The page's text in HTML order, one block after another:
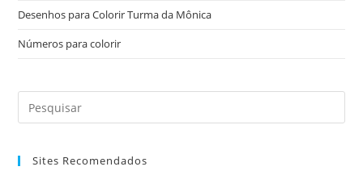
Desenhos para Colorir Turma da Mônica
Números para colorir
Sites Recomendados